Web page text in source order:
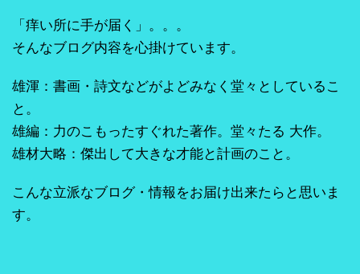
「痒い所に手が届く」。。。
そんなブログ内容を心掛けています。
雄渾：書画・詩文などがよどみなく堂々としているこ
と。
雄編：力のこもったすぐれた著作。堂々たる 大作。
雄材大略：傑出して大きな才能と計画のこと。
こんな立派なブログ・情報をお届け出来たらと思いま
す。